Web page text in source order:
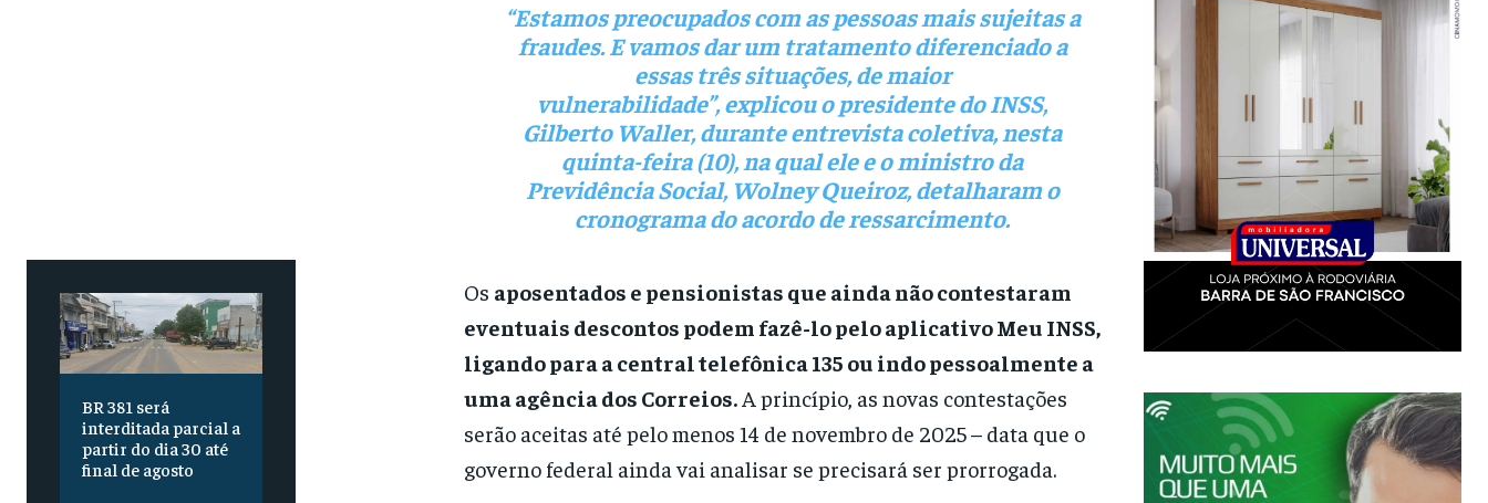
BR 381 será
interditada parcial a
partir do dia 30 até
final de agosto
“Estamos preocupados com as pessoas mais sujeitas a
fraudes. E vamos dar um tratamento diferenciado a
essas três situações, de maior
vulnerabilidade”,explicou o presidente do INSS,
Gilberto Waller, durante entrevista coletiva, nesta
quinta-feira (10), na qual ele e o ministro da
Previdência Social, Wolney Queiroz, detalharam o
cronograma do acordo de ressarcimento.
Os aposentados e pensionistas que ainda não contestaram
eventuais descontos podem fazê-lo pelo aplicativo Meu INSS,
ligando para a central telefônica 135 ou indo pessoalmente a
uma agência dos Correios.A princípio, as novas contestações
serão aceitas até pelo menos 14 de novembro de 2025 – data que o
governo federal ainda vai analisar se precisará ser prorrogada.